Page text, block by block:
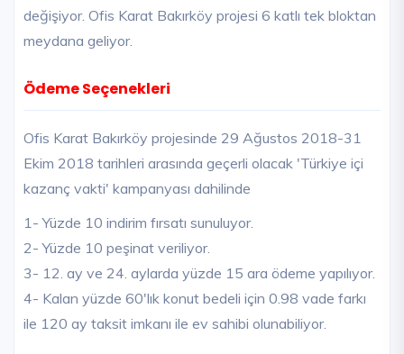
değişiyor. Ofis Karat Bakırköy projesi 6 katlı tek bloktan
meydana geliyor.
Ödeme Seçenekleri
Ofis Karat Bakırköy projesinde 29 Ağustos 2018-31
Ekim 2018 tarihleri arasında geçerli olacak 'Türkiye içi
kazanç vakti' kampanyası dahilinde
1- Yüzde 10 indirim fırsatı sunuluyor.
2- Yüzde 10 peşinat veriliyor.
3- 12. ay ve 24. aylarda yüzde 15 ara ödeme yapılıyor.
4- Kalan yüzde 60'lık konut bedeli için 0.98 vade farkı
ile 120 ay taksit imkanı ile ev sahibi olunabiliyor.